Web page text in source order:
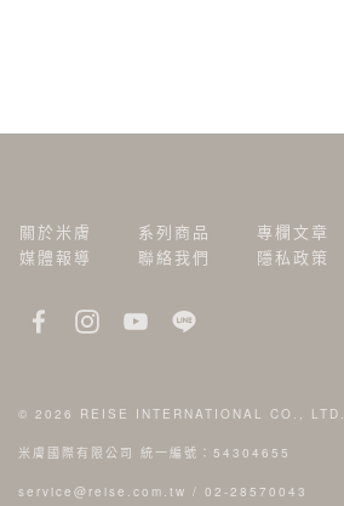
關於米膚 系列商品 專欄文章
媒體報導
聯絡我們 隱私政策
© 2026 REISE INTERNATIONAL CO., LTD.
米膚國際有限公司 統一編號：54304655
service@reise.com.tw / 02-28570043